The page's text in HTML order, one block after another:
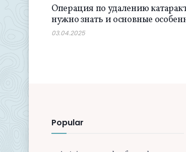
Операция по удалению
нужно знать и основные
03.04.2025
Popular